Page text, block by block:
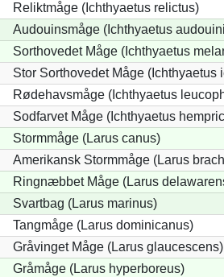
Reliktmåge (Ichthyaetus relictus)
Audouinsmåge (Ichthyaetus
Sorthovedet Måge (Ichthyaetus
Stor Sorthovedet Måge (Ichthyaetus
Rødehavsmåge (Ichthyaetus
Sodfarvet Måge (Ichthyaetus
Stormmåge (Larus canus)
Amerikansk Stormmåge (Larus
Ringnæbbet Måge (Larus
Svartbag (Larus marinus)
Tangmåge (Larus dominicanus)
Gråvinget Måge (Larus glaucescens)
Gråmåge (Larus hyperboreus)